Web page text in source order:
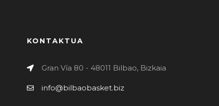
KONTAKTUA
Gran Vía 80 - 48011 Bilbao, Bizkaia
info@bilbaobasket.biz